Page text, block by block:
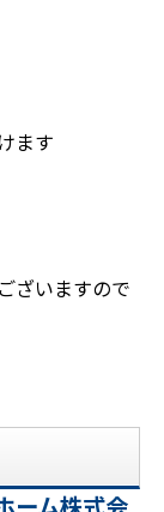
ます
ざいますので